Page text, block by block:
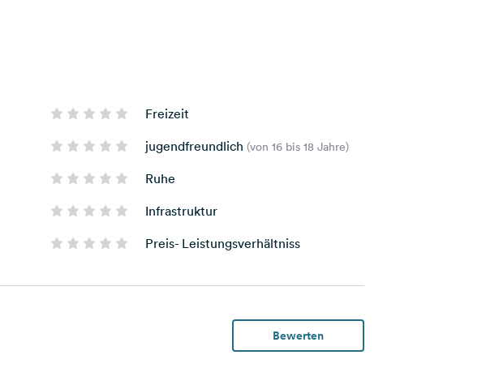
Freizeit
jugendfreundlich(von 16 bis 18 Jahre)
Ruhe
Infrastruktur
Preis- Leistungsverhältniss
Bewerten